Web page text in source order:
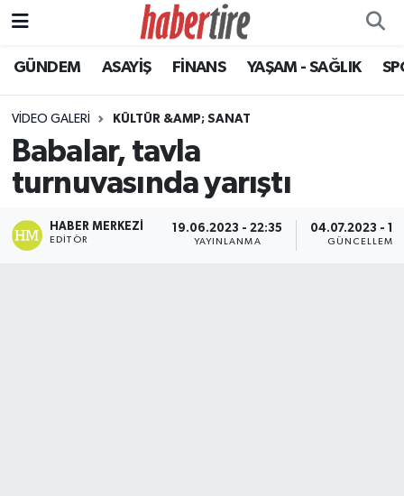
GÜNDEM ASAYİŞ FİNANS YAŞAM - SAĞLIK
VIDEO GALERI KÜLTÜR &AMP; SANAT
Babalar, tavla
turnuvasında yarıştı
HABER MERKEZI
EDITÖR
19.06.2023 - 22:35
YAYINLANMA
04.07.2023 -
GÜNCELLEME
Tire Nöbetçi Eczaneler
Tire Hava Durumu
Tire Trafik Yoğunluk Haritası